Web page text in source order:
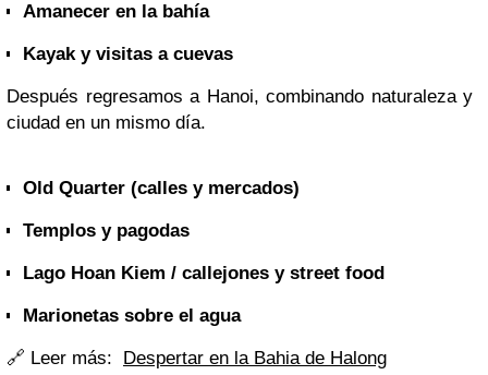
Amanecer en la bahía
Kayak y visitas a cuevas
Después regresamos a Hanoi, combinando naturaleza y
ciudad en un mismo día.
Old Quarter (calles y mercados)
Templos y pagodas
Lago Hoan Kiem / callejones y street food
Marionetas sobre el agua
🔗 Leer más: Despertar en la Bahia de Halong